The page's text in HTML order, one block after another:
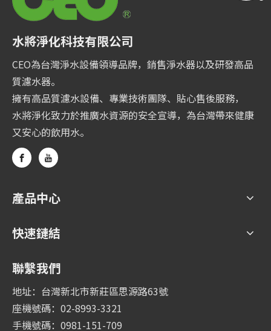
水將淨化科技有限公司
CEO為台灣淨水設備領導品牌，銷售淨水器以及研發高品
質濾水器。
擁有高品質濾水設備、專業技術團隊、貼心售後服務，
水將淨化致力於推廣水資源的安全宣導，為台灣帶來健康
又安心的飲用水。
產品中心
快速鏈結
聯繫我們
地址：台灣新北市新莊區思源路63號
座機號碼：02-8993-3321
手機號碼：0981-151-709